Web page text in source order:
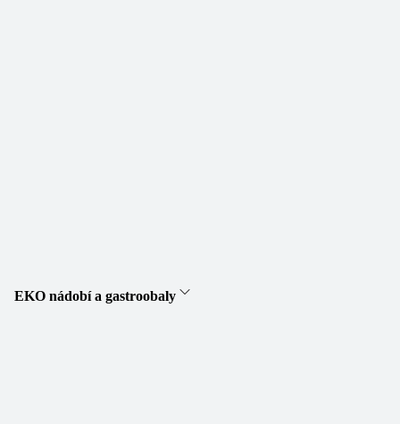
EKO nádobí a gastroobaly